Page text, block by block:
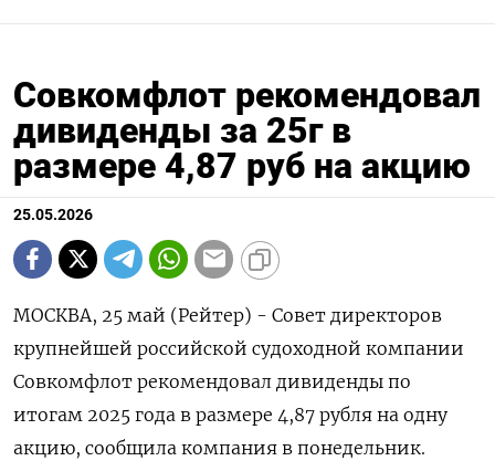
Совкомфлот рекомендовал
дивиденды за 25г в
размере 4,87 руб на акцию
25.05.2026
МОСКВА, 25 май (Рейтер) - ‌Совет ​директоров ​
крупнейшей российской ​судоходной компании
⁠Совкомфлот ‌рекомендовал дивиденды ‌по ​
итогам ‌2025 ​года в ‌размере 4,87 рубля ​на ​одну
акцию, ‌сообщила ​компания в понедельник.